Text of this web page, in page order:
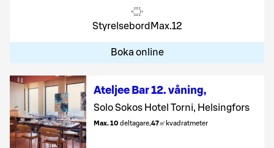
Styrelsebord Max.12
Boka online
Ateljee Bar 12. våning,
Solo Sokos Hotel Torni, Helsingfors
Max. 10 deltagare,47㎡ kvadratmeter